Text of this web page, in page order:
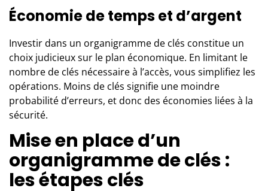
Économie de temps et d’argent
Investir dans un organigramme de clés constitue un
choix judicieux sur le plan économique. En limitant le
nombre de clés nécessaire à l’accès, vous simplifiez les
opérations. Moins de clés signifie une moindre
probabilité d’erreurs, et donc des économies liées à la
sécurité.
Mise en place d’un
organigramme de clés :
les étapes clés